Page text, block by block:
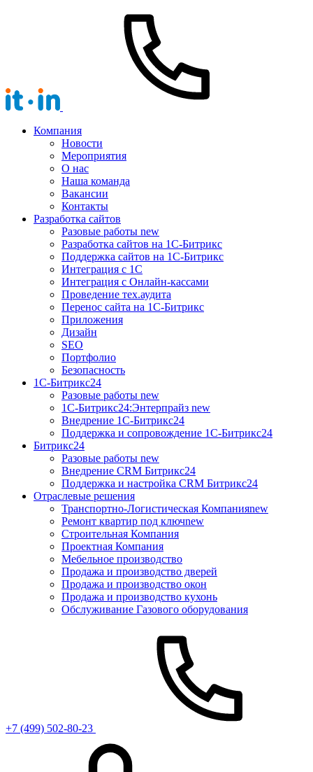
Компания
Новости
Мероприятия
О нас
Наша команда
Вакансии
Контакты
Разработка сайтов
Разовые работы new
Разработка сайтов на 1С-Битрикс
Поддержка сайтов на 1С-Битрикс
Интеграция с 1С
Интеграция с Онлайн-кассами
Проведение тех.аудита
Перенос сайта на 1С-Битрикс
Приложения
Дизайн
SEO
Портфолио
Безопасность
1C-Битрикс24
Разовые работы new
1С-Битрикс24:Энтерпрайз new
Внедрение 1C-Битрикс24
Поддержка и сопровождение 1С-Битрикс24
Битрикс24
Разовые работы new
Внедрение CRM Битрикс24
Поддержка и настройка CRM Битрикс24
Отраслевые решения
Транспортно-Логистическая Компанияnew
Ремонт квартир под ключnew
Строительная Компания
Проектная Компания
Мебельное производство
Продажа и производство дверей
Продажа и производство окон
Продажа и производство кухонь
Обслуживание Газового оборудования
+7 (499) 502-80-23